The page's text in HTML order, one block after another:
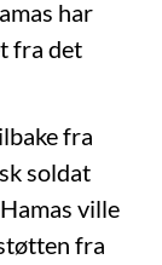
har
fra det
fra
soldat
ville
fra